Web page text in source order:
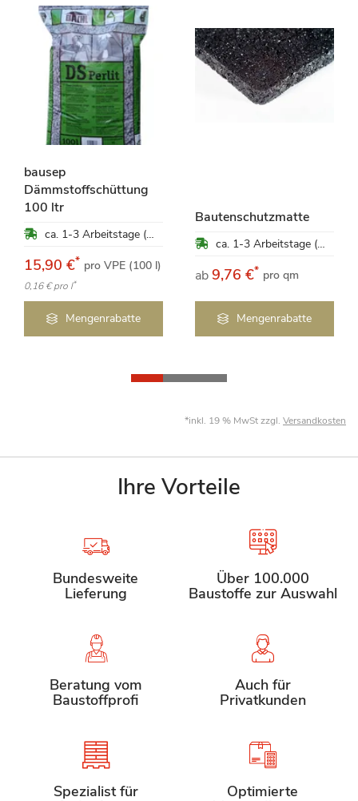
bausep
Dämmstoffschüttung
100 ltr
ca. 1-3 Arbeitstage (Mo-Fr)
15,90 €* pro VPE (100 l)
0,16 €pro l*
Mengenrabatte
Bautenschutzmatte
ca. 1-3 Arbeitstage (Mo-Fr)
ab9,76 €* pro qm
Mengenrabatte
*inkl. 19 % MwSt zzgl. Versandkosten
Ihre Vorteile
Bundesweite
Lieferung
Über 100.000
Baustoffe zur Auswahl
Beratung vom
Baustoffprofi
Auch für
Privatkunden
Spezialist für Optimierte